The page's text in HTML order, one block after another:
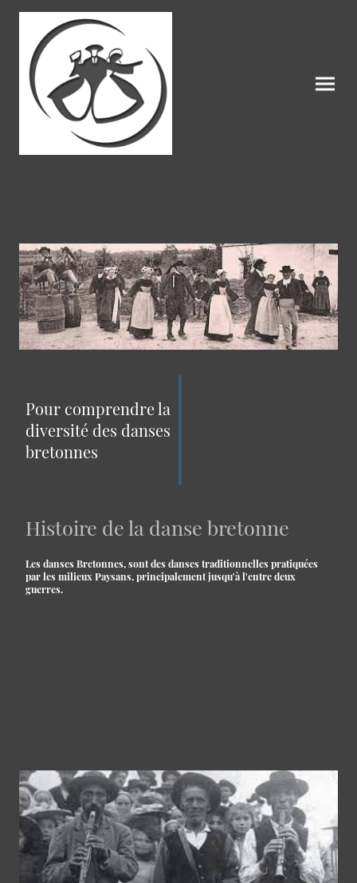
Pour comprendre la
diversité des danses
bretonnes
Histoire de la danse bretonne
Les danses Bretonnes, sont des danses traditionnelles pratiquées
par les milieux Paysans, principalement jusqu'à l'entre deux
guerres.